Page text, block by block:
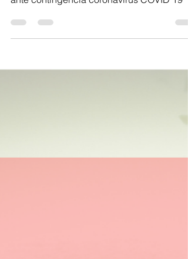
Información importante para el embarazo
ante contingencia coronavirus COVID 19